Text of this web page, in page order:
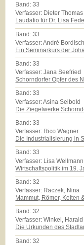
Band:33
Verfasser: Dieter
Laudatio für Dr. Lisa
Band:33
Verfasser: André
Ein Seminarkurs der
Band:33
Verfasser: Jana Seefried
Schorndorfer Opfer des
Band:33
Verfasser: Asina Seibold
Die Ziegelwerke
Band:33
Verfasser: Rico Wagner
Die Industrialisierung in
Band:33
Verfasser: Lisa Wellmann
Wirtschaftspolitik im 19.
Band:32
Verfasser: Raczek, Nina
Mammut, Römer, Kelten
Band:32
Verfasser: Winkel, Harald
Die Urkunden des
Band:32